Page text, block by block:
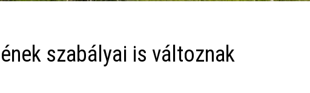
szabályai is változnak